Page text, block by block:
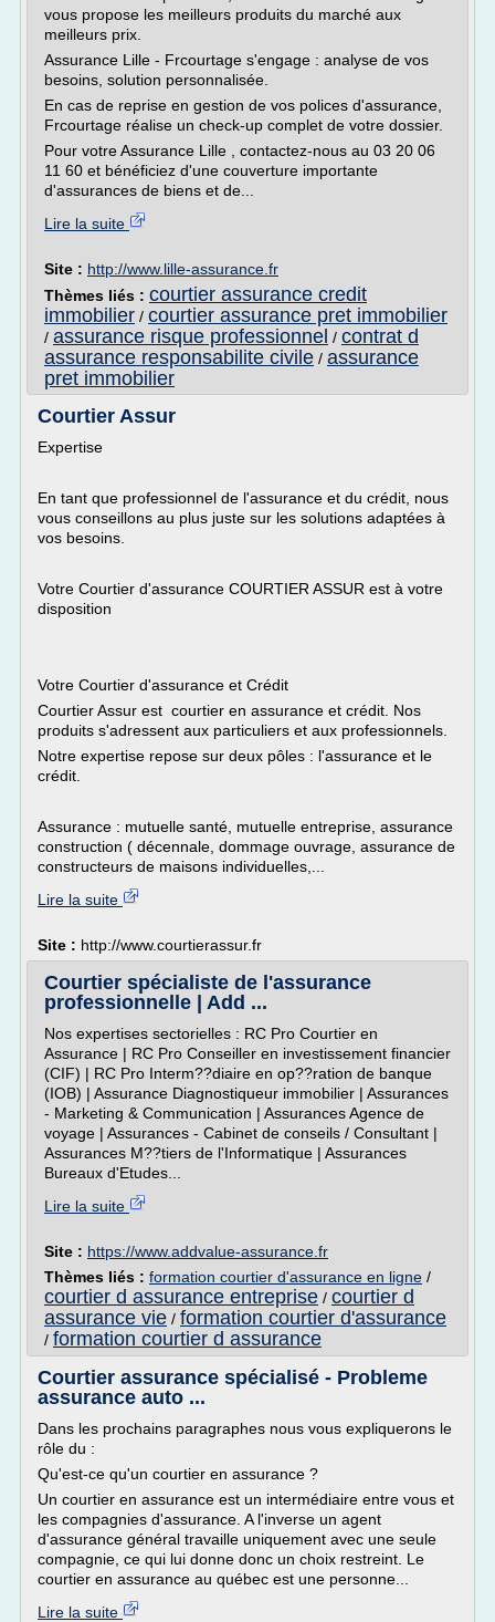
vous propose les meilleurs produits du marché aux
meilleurs prix.
Assurance Lille - Frcourtage s'engage : analyse de vos
besoins, solution personnalisée.
En cas de reprise en gestion de vos polices d'assurance,
Frcourtage réalise un check-up complet de votre dossier.
Pour votre Assurance Lille , contactez-nous au 03 20 06
11 60 et bénéficiez d'une couverture importante
d'assurances de biens et de...
Lire la suite
Site : http://www.lille-assurance.fr
Thèmes liés : courtier assurance credit
immobilier / courtier assurance pret immobilier
/ assurance risque professionnel / contrat d
assurance responsabilite civile / assurance
pret immobilier
Courtier Assur
Expertise
En tant que professionnel de l'assurance et du crédit, nous
vous conseillons au plus juste sur les solutions adaptées à
vos besoins.
Votre Courtier d'assurance COURTIER ASSUR est à votre
disposition
Votre Courtier d'assurance et Crédit
Courtier Assur est courtier en assurance et crédit. Nos
produits s'adressent aux particuliers et aux professionnels.
Notre expertise repose sur deux pôles : l'assurance et le
crédit.
Assurance : mutuelle santé, mutuelle entreprise, assurance
construction ( décennale, dommage ouvrage, assurance de
constructeurs de maisons individuelles,...
Lire la suite
Site : http://www.courtierassur.fr
Courtier spécialiste de l'assurance
professionnelle | Add ...
Nos expertises sectorielles : RC Pro Courtier en
Assurance | RC Pro Conseiller en investissement financier
(CIF) | RC Pro Interm??diaire en op??ration de banque
(IOB) | Assurance Diagnostiqueur immobilier | Assurances
- Marketing & Communication | Assurances Agence de
voyage | Assurances - Cabinet de conseils / Consultant |
Assurances M??tiers de l'Informatique | Assurances
Bureaux d'Etudes...
Lire la suite
Site : https://www.addvalue-assurance.fr
Thèmes liés : formation courtier d'assurance en ligne /
courtier d assurance entreprise / courtier d
assurance vie / formation courtier d'assurance
/ formation courtier d assurance
Courtier assurance spécialisé - Probleme
assurance auto ...
Dans les prochains paragraphes nous vous expliquerons le
rôle du :
Qu'est-ce qu'un courtier en assurance ?
Un courtier en assurance est un intermédiaire entre vous et
les compagnies d'assurance. A l'inverse un agent
d'assurance général travaille uniquement avec une seule
compagnie, ce qui lui donne donc un choix restreint. Le
courtier en assurance au québec est une personne...
Lire la suite